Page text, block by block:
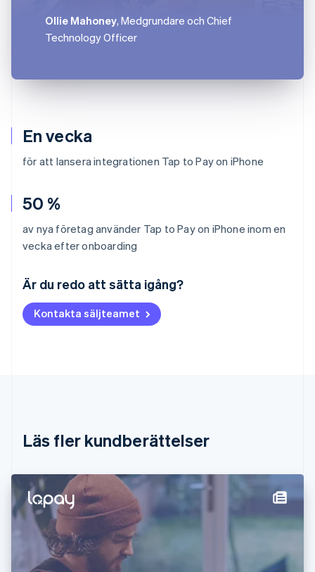
En vecka
för att lansera integrationen Tap to Pay on iPhone
50 %
av nya företag använder Tap to Pay on iPhone inom en
vecka efter onboarding
Är du redo att sätta igång?
Kontakta säljteamet
Ollie Mahoney, Medgrundare och Chief
Technology Officer
Läs fler kundberättelser
Belgien
NederlandsFrançaisDeutsch
Brasilien
PortuguêsEnglish
English
Finland
English Svenska
Frankrike
Français
Förenade Arabemiraten
English
Gibraltar